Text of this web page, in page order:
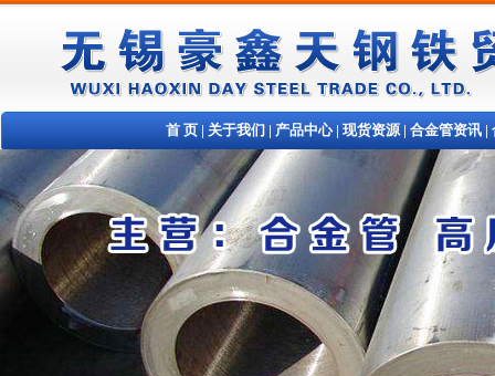
首 页 | 关于我们 | 产品中心| 现货资源| 合金管资讯 |